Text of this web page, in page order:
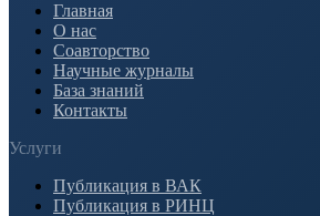
Главная
О нас
Соавторство
Научные журналы
База знаний
Контакты
Услуги
Публикация в ВАК
Публикация в РИНЦ